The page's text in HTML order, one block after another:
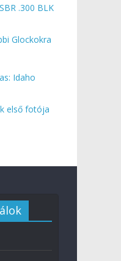
.300 BLK
Glockokra
Idaho
első fotója